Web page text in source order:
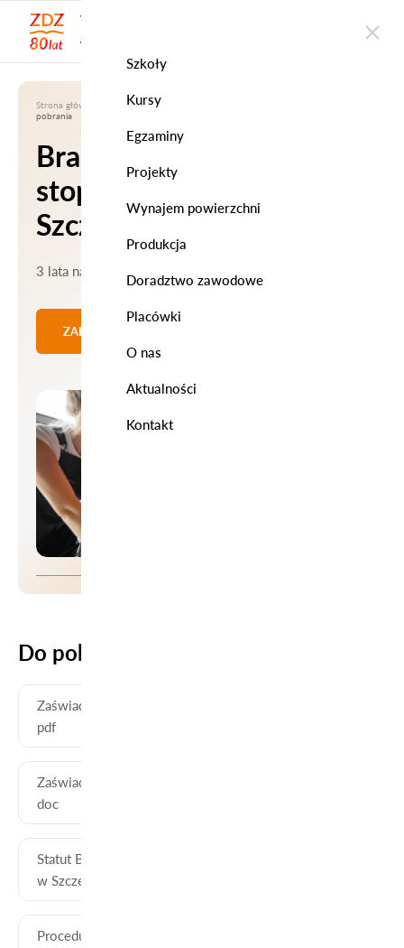
WOJEWÓDZKI ZAKŁAD
w Szczecinie
Szkoły
Kursy
Egzaminy
Projekty
Wynajem powierzchni
Produkcja
Doradztwo zawodowe
Placówki
O nas
Aktualności
Kontakt
Strona główna Szkoły|Branżowa Szkoła I stopnia WZDZ w Szczecinie
pobrania
Branżowa Szkoła I
stopnia WZDZ w
Szczecinie
3 lata nauki w systemie stacjonarnym
ZAPISZ SIĘ ONLINE
Do pobrania
Zaświadczenie - ocena z praktyk - wersja
pdf
Zaświadczenie - ocena z praktyk - wersja
doc
Statut Branżowej Szkoły I Stopnia WZDZ
w Szczecinie
Procedury bezpieczeństwa w Branżowej